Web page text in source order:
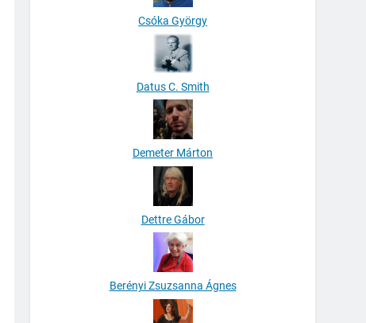
Csóka György
Datus C. Smith
Demeter Márton
Dettre Gábor
Berényi Zsuzsanna Ágnes